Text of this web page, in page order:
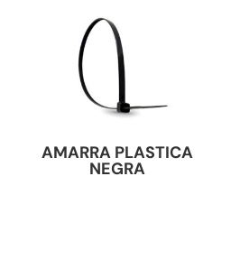
AMARRA PLASTICA
NEGRA